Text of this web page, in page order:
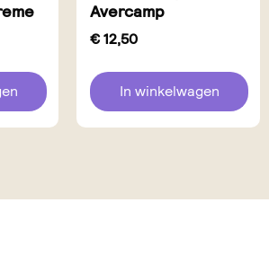
Avercamp
€12,50
In winkelwagen